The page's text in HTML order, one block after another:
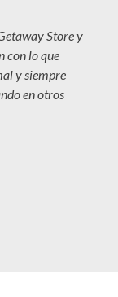
Store y
con lo que
y siempre
en otros